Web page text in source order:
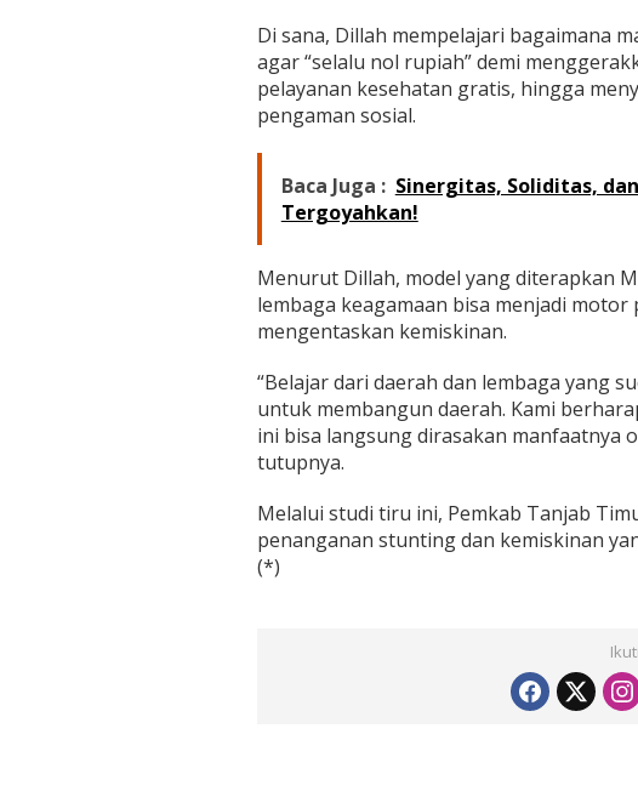
Di sana, Dillah mempelajari bagaimana
agar “selalu nol rupiah” demi
pelayanan kesehatan gratis, hingga
pengaman sosial.
Baca Juga : Sinergitas, Soliditas,
Tergoyahkan!
Menurut Dillah, model yang diterapkan
lembaga keagamaan bisa menjadi
mengentaskan kemiskinan.
“Belajar dari daerah dan lembaga yang
untuk membangun daerah. Kami
ini bisa langsung dirasakan manfaatnya
tutupnya.
Melalui studi tiru ini, Pemkab Tanjab
penanganan stunting dan kemiskinan
(*)